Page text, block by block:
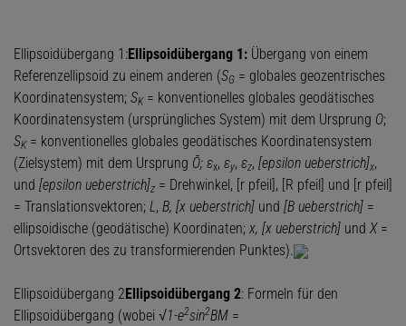
Ellipsoidübergang 1:Ellipsoidübergang 1: Übergang von einem
Referenzellipsoid zu einem anderen (SG = globales geozentrisches
Koordinatensystem; SK= konventionelles globales geodätisches
Koordinatensystem (ursprüngliches System) mit dem Ursprung O;
SK= konventionelles globales geodätisches Koordinatensystem
(Zielsystem) mit dem Ursprung Ō; εx, εy, εz, [epsilon ueberstrich]x,
und [epsilon ueberstrich]z = Drehwinkel, [r pfeil], [R pfeil] und [r pfeil]
= Translationsvektoren; L, B, [x ueberstrich] und [B ueberstrich] =
ellipsoidische (geodätische) Koordinaten; x, [x ueberstrich] und X=
Ortsvektoren des zu transformierenden Punktes).
Ellipsoidübergang 2 Ellipsoidübergang 2: Formeln für den
Ellipsoidübergang (wobei √1-e2sin2BM =